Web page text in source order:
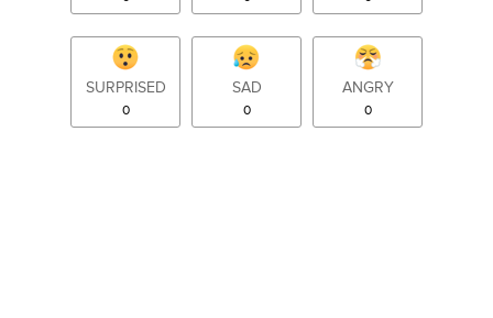
SURPRISED
0
SAD
0
ANGRY
0